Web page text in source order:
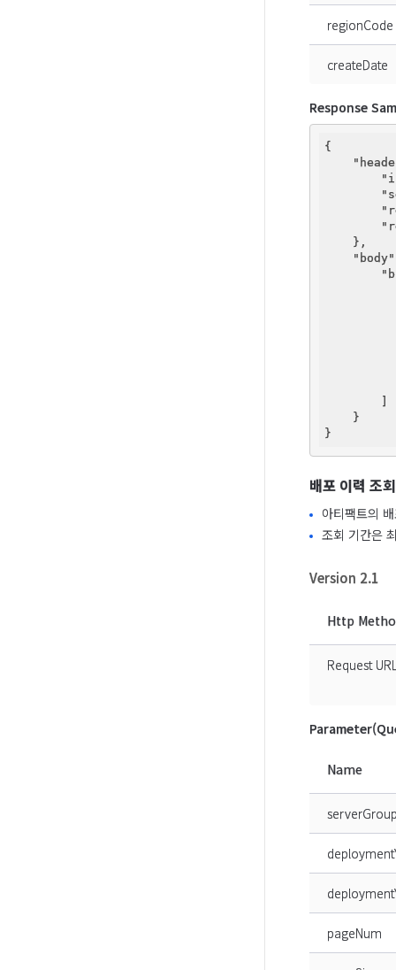
regionCode
createDate
Response
{
    },
"body"
        ]
    }
배포 이력 조회
아티팩트의
조회 기간은
Version 2.1
Http
Request
Name
pageNum